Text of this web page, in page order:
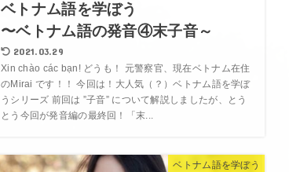
ベトナム語を学ぼう
〜ベトナム語の発音④末子音～
2021.03.29
Xin chào các bạn! どうも！ 元警察官、現在ベトナム在住
のMirai です！！ 今回は！大人気（？）ベトナム語を学ぼ
うシリーズ 前回は ”子音” について解説しましたが、とう
とう今回が発音編の最終回！「末...
ベトナム語を学ぼう